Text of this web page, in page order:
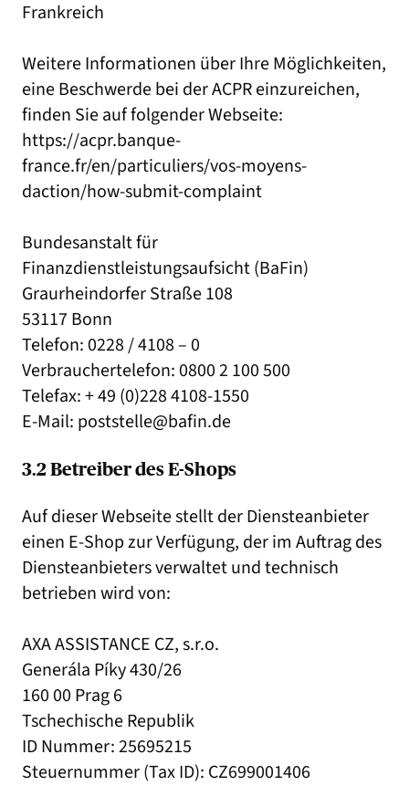
Frankreich
Weitere Informationen über Ihre Möglichkeiten,
eine Beschwerde bei der ACPR einzureichen,
finden Sie auf folgender Webseite:
https://acpr.banque-
france.fr/en/particuliers/vos-moyens-
daction/how-submit-complaint
Bundesanstalt für
Finanzdienstleistungsaufsicht (BaFin)
Graurheindorfer Straße 108
53117 Bonn
Telefon: 0228 / 4108 – 0
Verbrauchertelefon: 0800 2 100 500
Telefax: + 49 (0)228 4108-1550
E-Mail: poststelle@bafin.de
3.2 Betreiber des E-Shops
Auf dieser Webseite stellt der Diensteanbieter
einen E-Shop zur Verfügung, der im Auftrag des
Diensteanbieters verwaltet und technisch
betrieben wird von:
AXA ASSISTANCE CZ, s.r.o.
Generála Píky 430/26
160 00 Prag 6
Tschechische Republik
ID Nummer: 25695215
Steuernummer (Tax ID): CZ699001406